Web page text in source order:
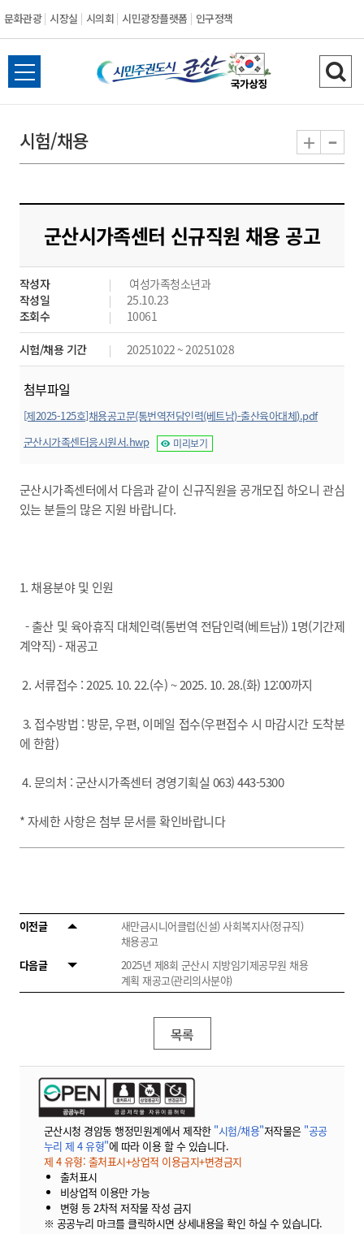
문화관광 시장실 시의회 시민광장플랫폼 인구정책
시
민
도
시
군
산
전
체
뉴
열
검
색
기
시험/채용 + -
군산시가족센터 신규직원 채용 공고
작성자
여성가족청소년과
작성일
25.10.23
조회수
10061
시험/채용 기간 20251022 ~ 20251028
첨부파일
[제2025-125호]채용공고문(통번역전담인력(베트남)-출산육아대체).pdf
미리보기
군산시가족센터응시원서.hwp 미리보기
군산시가족센터에서 다음과 같이 신규직원을 공개모집 하오니 관심
있는 분들의 많은 지원 바랍니다.
1. 채용분야 및 인원
- 출산 및 육아휴직 대체인력(통번역 전담인력(베트남)) 1명(기간제
계약직) - 재공고
2. 서류접수 : 2025. 10. 22.(수) ~ 2025. 10. 28.(화) 12:00까지
3. 접수방법 : 방문, 우편, 이메일 접수(우편접수 시 마감시간 도착분
에 한함)
4. 문의처 : 군산시가족센터 경영기획실 063) 443-5300
* 자세한 사항은 첨부 문서를 확인바랍니다
이전글
새만금시니어클럽(신설) 사회복지사(정규직)
채용공고
다음글
2025년 제8회 군산시 지방임기제공무원 채용
계획 재공고(관리의사분야)
목록
군산시청 경암동 행정민원계에서 제작한 "시험/채용"저작물은 "공공
누리 제 4 유형"에 따라 이용 할 수 있습니다.
제 4 유형: 출처표시+상업적 이용금지+변경금지
출처표시
비상업적 이용만 가능
변형 등 2차적 저작물 작성 금지
※ 공공누리 마크를 클릭하시면 상세내용을 확인 하실 수 있습니다.